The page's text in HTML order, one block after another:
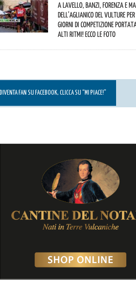
A Lavello, Banzi, Forenza e
dell’Aglianico del Vulture
giorni di competizione
alti ritmi! Ecco le foto
DIVENTA FAN SU FACEBOOK, CLICCA SU “MI PIACE!”